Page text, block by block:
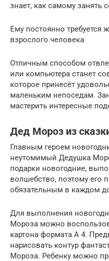
знает, как самому занять
Ему постоянно требуется
взрослого человека
Отличным способом
или компьютера станет
которое принесёт
маленьким непоседам.
мастерить интересные
Дед Мороз из
Главным героем
неутомимый Дедушка
подарки новогодние,
волшебство, поэтому его
обязательным в каждом
Для выполнения
Мороза можно
картона формата А 4.
нарисовать контур
Мороза. Ребенку можно